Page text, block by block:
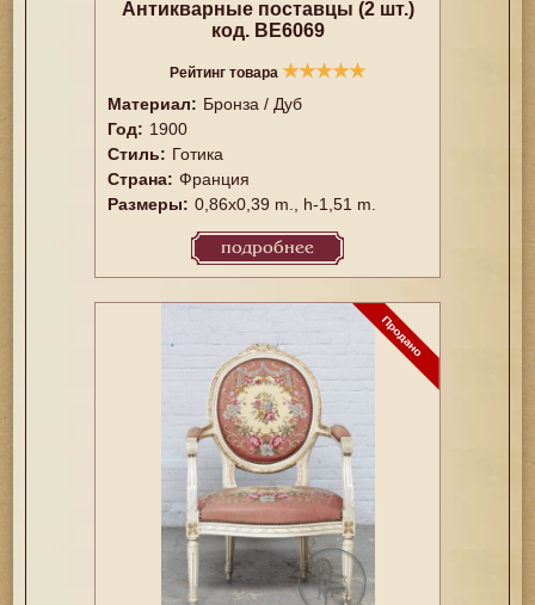
Антикварные поставцы (2 шт.)
код. BE6069
Рейтинг товара ★★★★★
Материал: Бронза / Дуб
Год: 1900
Стиль: Готика
Страна: Франция
Размеры: 0,86x0,39 m., h-1,51 m.
подробнее